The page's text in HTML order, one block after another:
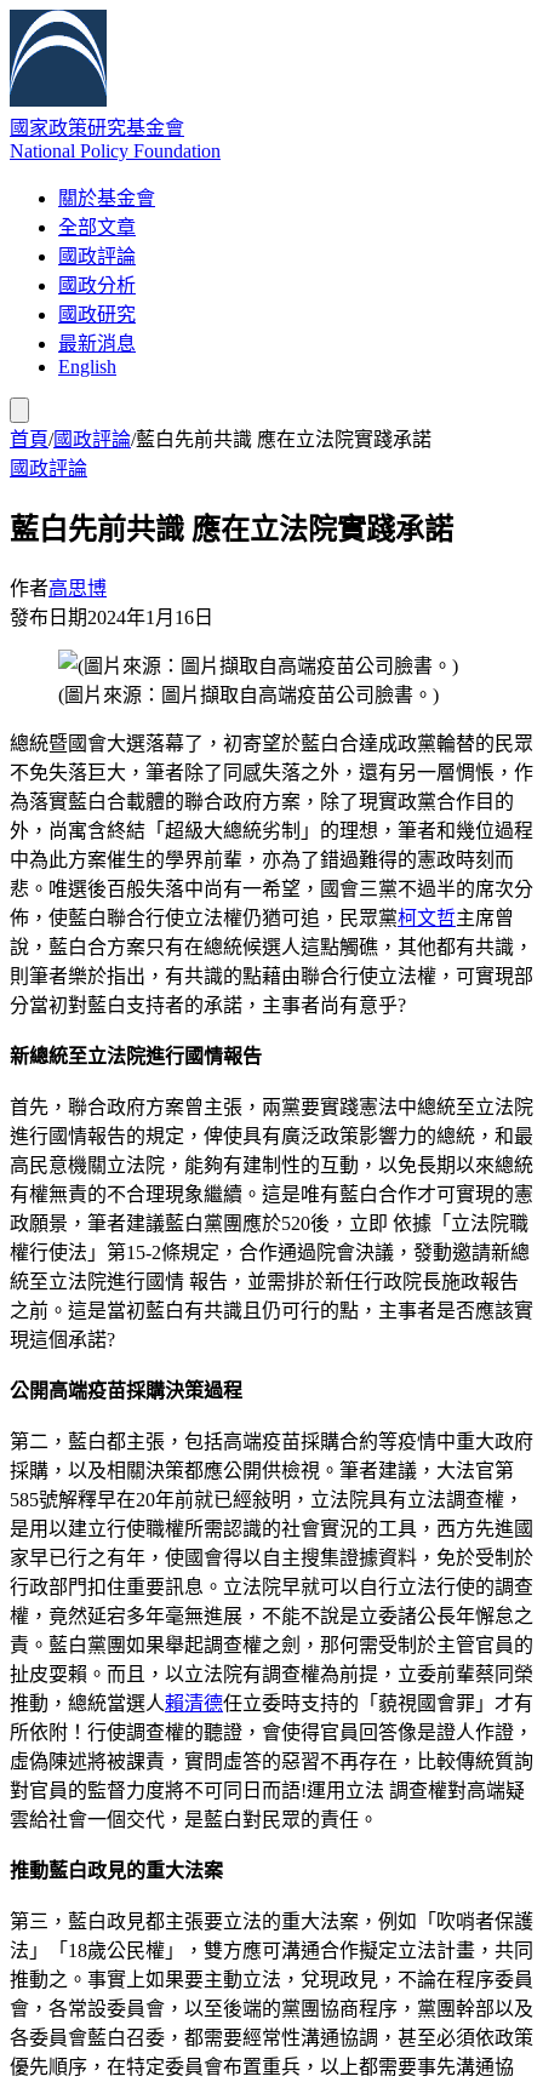
國家政策研究基金會
National Policy Foundation
關於基金會
全部文章
國政評論
國政分析
國政研究
最新消息
English
首頁/國政評論/藍白先前共識 應在立法院實踐承諾
國政評論
藍白先前共識 應在立法院實踐承諾
作者高思博
發布日期2024年1月16日
(圖片來源：圖片擷取自高端疫苗公司臉書。)
總統暨國會大選落幕了，初寄望於藍白合達成政黨輪替的⺠眾
不免失落巨大，筆者除了同感失落之外，還有另一層惆悵，作
為落實藍白合載體的聯合政府方案，除了現實政黨合作目的
外，尚寓含終結「超級大總統劣制」的理想，筆者和幾位過程
中為此方案催生的學界前輩，亦為了錯過難得的憲政時刻而
悲。唯選後百般失落中尚有一希望，國會三黨不過半的席次分
佈，使藍白聯合行使立法權仍猶可追，⺠眾黨柯文哲主席曾
說，藍白合方案只有在總統候選人這點觸礁，其他都有共識，
則筆者樂於指出，有共識的點藉由聯合行使立法權，可實現部
分當初對藍白支持者的承諾，主事者尚有意乎?
新總統至立法院進行國情報告
首先，聯合政府方案曾主張，兩黨要實踐憲法中總統至立法院
進行國情報告的規定，俾使具有廣泛政策影響力的總統，和最
高⺠意機關立法院，能夠有建制性的互動，以免長期以來總統
有權無責的不合理現象繼續。這是唯有藍白合作才可實現的憲
政願景，筆者建議藍白黨團應於520後，立即 依據「立法院職
權行使法」第15-2條規定，合作通過院會決議，發動邀請新總
統至立法院進行國情 報告，並需排於新任行政院長施政報告
之前。這是當初藍白有共識且仍可行的點，主事者是否應該實
現這個承諾?
公開高端疫苗採購決策過程
第二，藍白都主張，包括高端疫苗採購合約等疫情中重大政府
採購，以及相關決策都應公開供檢視。筆者建議，大法官第
585號解釋早在20年前就已經敍明，立法院具有立法調查權，
是用以建立行使職權所需認識的社會實況的工具，⻄方先進國
家早已行之有年，使國會得以自主搜集證據資料，免於受制於
行政部門扣住重要訊息。立法院早就可以自行立法行使的調查
權，竟然延宕多年毫無進展，不能不說是立委諸公長年懈怠之
責。藍白黨團如果舉起調查權之劍，那何需受制於主管官員的
扯皮耍賴。而且，以立法院有調查權為前提，立委前輩蔡同榮
推動，總統當選人賴清德任立委時支持的「藐視國會罪」才有
所依附！行使調查權的聽證，會使得官員回答像是證人作證，
虛偽陳述將被課責，實問虛答的惡習不再存在，比較傳統質詢
對官員的監督力度將不可同日而語!運用立法 調查權對高端疑
雲給社會一個交代，是藍白對⺠眾的責任。
推動藍白政見的重大法案
第三，藍白政見都主張要立法的重大法案，例如「吹哨者保護
法」「18歲公⺠權」，雙方應可溝通合作擬定立法計畫，共同
推動之。事實上如果要主動立法，兌現政見，不論在程序委員
會，各常設委員會，以至後端的黨團協商程序，黨團幹部以及
各委員會藍白召委，都需要經常性溝通協調，甚至必須依政策
優先順序，在特定委員會布置重兵，以上都需要事先溝通協